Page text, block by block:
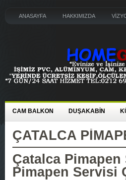
ANASAYFA HAKKIMIZDA
CAM BALKON DUŞAKABİN
ÇATALCA
Çatalca Pimapen
Pimapen Servisi